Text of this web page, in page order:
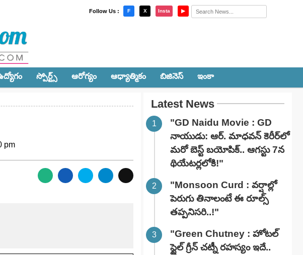
Follow Us : F X Insta ▶
స్పోర్ట్స్‌ ఆరోగ్యం ఆధ్యాత్మికం బిజినెస్ ఇంకా
pm
Latest News
"GD Naidu Movie : GD
నాయుడు: ఆర్. మాధవన్‌ కెరీర్‌లో
మరో బెస్ట్ బయోపిక్.. ఆగస్టు 7న
థియేటర్లలోకి!"
"Monsoon Curd : వర్షాల్లో
పెరుగు తినాలంటే ఈ రూల్స్
తప్పనిసరి..!"
"Green Chutney : హోటల్
స్టైల్ గ్రీన్ చట్నీ రహస్యం ఇదే..